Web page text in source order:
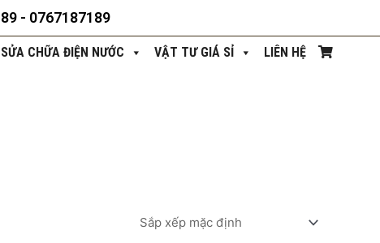
- 0767187189
CHỮA ĐIỆN NƯỚC VẬT TƯ GIÁ SỈ LIÊN HỆ